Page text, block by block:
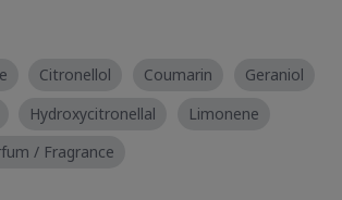
Citronellol Coumarin
Geraniol
Hydroxycitronellal
Limonene
/ Fragrance